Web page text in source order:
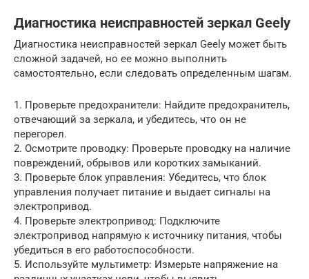
Диагностика неисправностей зеркал Geely
Диагностика неисправностей зеркал Geely может быть
сложной задачей, но ее можно выполнить
самостоятельно, если следовать определенным шагам.
1. Проверьте предохранители: Найдите предохранитель,
отвечающий за зеркала, и убедитесь, что он не
перегорел.
2. Осмотрите проводку: Проверьте проводку на наличие
повреждений, обрывов или коротких замыканий.
3. Проверьте блок управления: Убедитесь, что блок
управления получает питание и выдает сигналы на
электропривод.
4. Проверьте электропривод: Подключите
электропривод напрямую к источнику питания, чтобы
убедиться в его работоспособности.
5. Используйте мультиметр: Измерьте напряжение на